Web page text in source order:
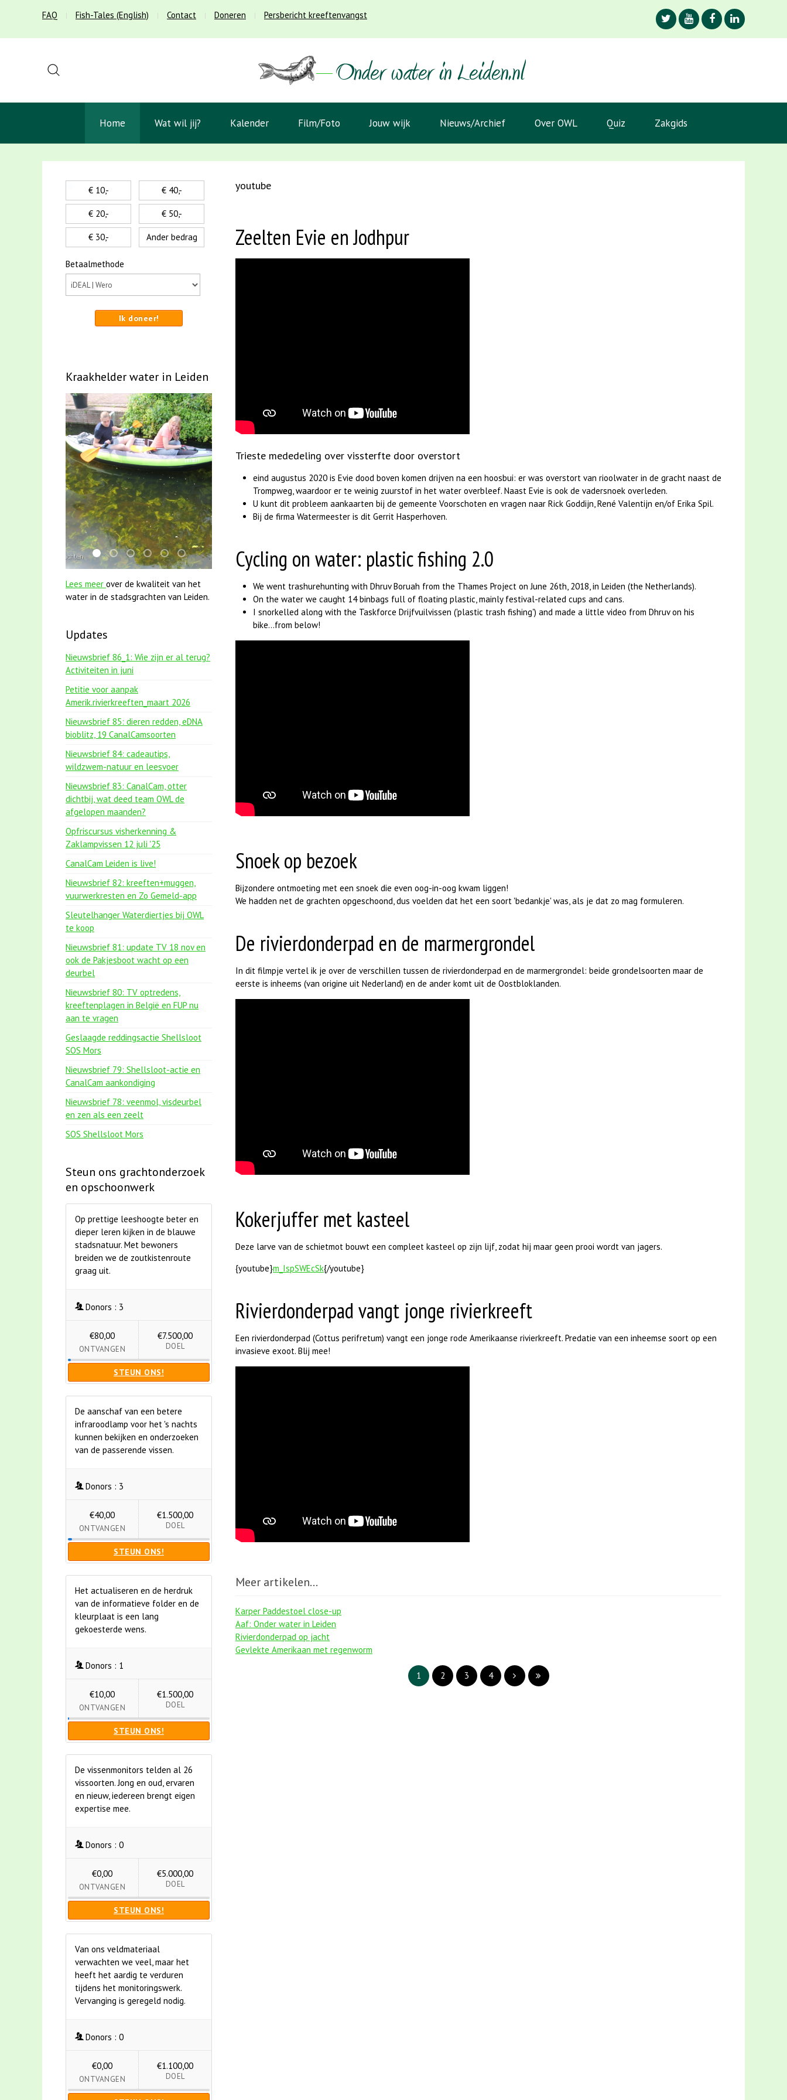
FAQ Fish-Tales (English) Contact Doneren Persbericht kreeftenvangst
Home Wat wil jij? Kalender Film/Foto Jouw wijk Nieuws/Archief Over OWL Quiz Zakgids
youtube
Zeelten Evie en Jodhpur
Trieste mededeling over vissterfte door overstort
eind augustus 2020 is Evie dood boven komen drijven na een hoosbui: er was overstort van rioolwater in de gracht naast de
Trompweg, waardoor er te weinig zuurstof in het water overbleef. Naast Evie is ook de vadersnoek overleden.
U kunt dit probleem aankaarten bij de gemeente Voorschoten en vragen naar Rick Goddijn, René Valentijn en/of Erika Spil.
Bij de firma Watermeester is dit Gerrit Hasperhoven.
Cycling on water: plastic fishing 2.0
We went trashurehunting with Dhruv Boruah from the Thames Project on June 26th, 2018, in Leiden (the Netherlands).
On the water we caught 14 binbags full of floating plastic, mainly festival-related cups and cans.
I snorkelled along with the Taskforce Drijfvuilvissen ('plastic trash fishing') and made a little video from Dhruv on his
bike...from below!
Snoek op bezoek
Bijzondere ontmoeting met een snoek die even oog-in-oog kwam liggen!
We hadden net de grachten opgeschoond, dus voelden dat het een soort 'bedankje' was, als je dat zo mag formuleren.
De rivierdonderpad en de marmergrondel
In dit filmpje vertel ik je over de verschillen tussen de rivierdonderpad en de marmergrondel: beide grondelsoorten maar de
eerste is inheems (van origine uit Nederland) en de ander komt uit de Oostbloklanden.
Kokerjuffer met kasteel
Deze larve van de schietmot bouwt een compleet kasteel op zijn lijf, zodat hij maar geen prooi wordt van jagers.
{youtube}m_IspSWEcSk{/youtube}
Rivierdonderpad vangt jonge rivierkreeft
Een rivierdonderpad (Cottus perifretum) vangt een jonge rode Amerikaanse rivierkreeft. Predatie van een inheemse soort op een
invasieve exoot. Blij mee!
Meer artikelen...
Karper Paddestoel close-up
Aaf: Onder water in Leiden
Rivierdonderpad op jacht
Gevlekte Amerikaan met regenworm
1 2 3 4
€ 10,-
€ 20,-
€ 30,-
€ 40,-
€ 50,-
Ander bedrag
Betaalmethode
Ik doneer!
Kraakhelder water in Leiden
mei2021 1 snoekje elly
karper met kattenklimtouw
jun2021 28 brasem en rietvoorns 4a verscherpt
jun2021 zaklv 5 snoekje MOOI
smoelenboek fifi en karper nieuwsbrief-
mei2021 watervogelmethode fuut met baars
Lees meer over de kwaliteit van het
water in de stadsgrachten van Leiden.
Updates
Nieuwsbrief 86_1: Wie zijn er al terug?
Activiteiten in juni
Petitie voor aanpak
Amerik.rivierkreeften_maart 2026
Nieuwsbrief 85: dieren redden, eDNA
bioblitz, 19 CanalCamsoorten
Nieuwsbrief 84: cadeautips,
wildzwem-natuur en leesvoer
Nieuwsbrief 83: CanalCam, otter
dichtbij, wat deed team OWL de
afgelopen maanden?
Opfriscursus visherkenning &
Zaklampvissen 12 juli '25
CanalCam Leiden is live!
Nieuwsbrief 82: kreeften+muggen,
vuurwerkresten en Zo Gemeld-app
Sleutelhanger Waterdiertjes bij OWL
te koop
Nieuwsbrief 81: update TV 18 nov en
ook de Pakjesboot wacht op een
deurbel
Nieuwsbrief 80: TV optredens,
kreeftenplagen in België en FUP nu
aan te vragen
Geslaagde reddingsactie Shellsloot
SOS Mors
Nieuwsbrief 79: Shellsloot-actie en
CanalCam aankondiging
Nieuwsbrief 78: veenmol, visdeurbel
en zen als een zeelt
SOS Shellsloot Mors
Steun ons grachtonderzoek
en opschoonwerk
Op prettige leeshoogte beter en
dieper leren kijken in de blauwe
stadsnatuur. Met bewoners
breiden we de zoutkistenroute
graag uit.
Donors : 3
€80,00
ONTVANGEN
€7.500,00
DOEL
STEUN ONS!
De aanschaf van een betere
infraroodlamp voor het 's nachts
kunnen bekijken en onderzoeken
van de passerende vissen.
Donors : 3
€40,00
ONTVANGEN
€1.500,00
DOEL
STEUN ONS!
Het actualiseren en de herdruk
van de informatieve folder en de
kleurplaat is een lang
gekoesterde wens.
Donors : 1
€10,00
ONTVANGEN
€1.500,00
DOEL
STEUN ONS!
De vissenmonitors telden al 26
vissoorten. Jong en oud, ervaren
en nieuw, iedereen brengt eigen
expertise mee.
Donors : 0
€0,00
ONTVANGEN
€5.000,00
DOEL
STEUN ONS!
Van ons veldmateriaal
verwachten we veel, maar het
heeft het aardig te verduren
tijdens het monitoringswerk.
Vervanging is geregeld nodig.
Donors : 0
€0,00
ONTVANGEN
€1.100,00
DOEL